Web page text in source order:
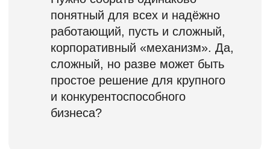
охватывают все темы и компетенции,
необходимые для развития бизнеса
и профессиональной эксплуатации
сотрудников.